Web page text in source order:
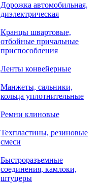
Дорожка автомобильная,
диэлектрическая
Кранцы швартовые,
отбойные причальные
приспособления
Ленты конвейерные
Манжеты, сальники,
кольца уплотнительные
Ремни клиновые
Техпластины, резиновые
смеси
Быстроразъемные
соединения, камлоки,
штуцеры